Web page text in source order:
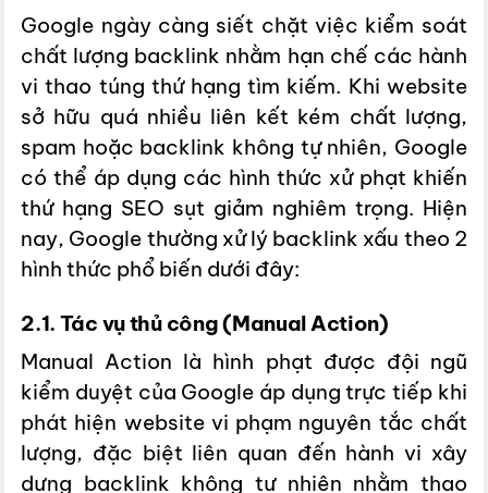
Google ngày càng siết chặt việc kiểm soát
chất lượng backlink nhằm hạn chế các hành
vi thao túng thứ hạng tìm kiếm. Khi website
sở hữu quá nhiều liên kết kém chất lượng,
spam hoặc backlink không tự nhiên, Google
có thể áp dụng các hình thức xử phạt khiến
thứ hạng SEO sụt giảm nghiêm trọng. Hiện
nay, Google thường xử lý backlink xấu theo 2
hình thức phổ biến dưới đây:
2.1. Tác vụ thủ công (Manual Action)
Manual Action là hình phạt được đội ngũ
kiểm duyệt của Google áp dụng trực tiếp khi
phát hiện website vi phạm nguyên tắc chất
lượng, đặc biệt liên quan đến hành vi xây
dựng backlink không tự nhiên nhằm thao